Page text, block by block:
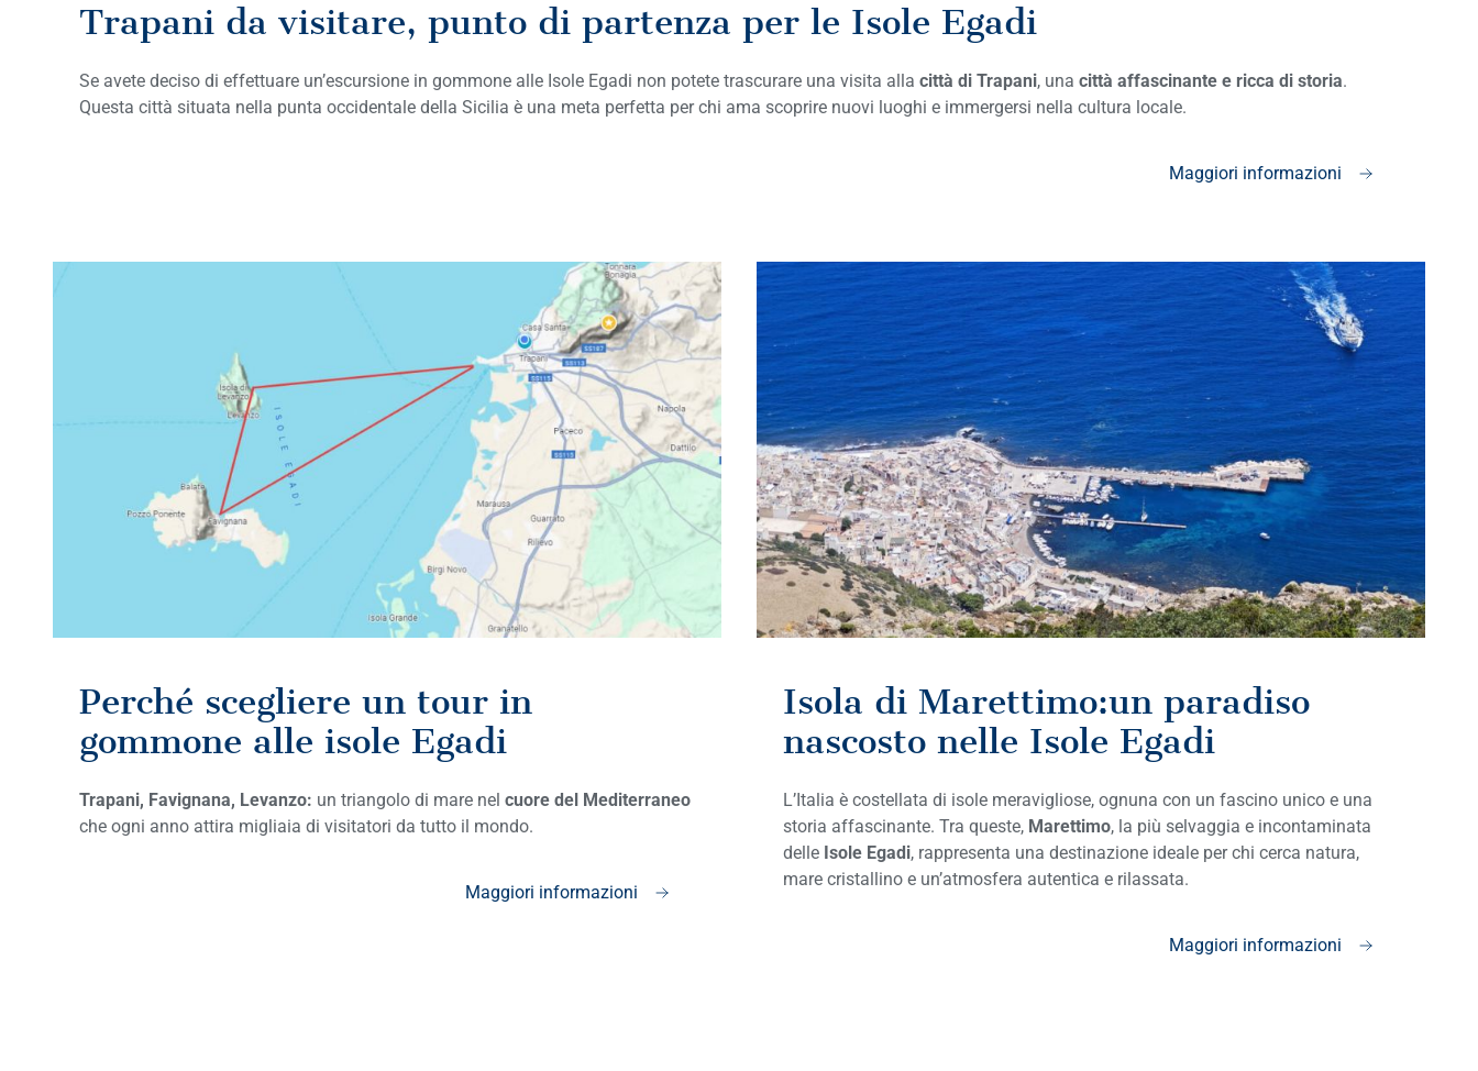
Trapani da visitare, punto di partenza per le Isole Egadi
Se avete deciso di effettuare un’escursione in gommone alle Isole Egadi non potete trascurare una visita alla città di Trapani, una città affascinante e ricca di storia.
Questa città situata nella punta occidentale della Sicilia è una meta perfetta per chi ama scoprire nuovi luoghi e immergersi nella cultura locale.
Maggiori informazioni
Perché scegliere un tour in
gommone alle isole Egadi
Trapani, Favignana, Levanzo: un triangolo di mare nel cuore del Mediterraneo
che ogni anno attira migliaia di visitatori da tutto il mondo.
Maggiori informazioni
Isola di Marettimo:un paradiso
nascosto nelle Isole Egadi
L’Italia è costellata di isole meravigliose, ognuna con un fascino unico e una
storia affascinante. Tra queste, Marettimo, la più selvaggia e incontaminata
delle Isole Egadi, rappresenta una destinazione ideale per chi cerca natura,
mare cristallino e un’atmosfera autentica e rilassata.
Maggiori informazioni